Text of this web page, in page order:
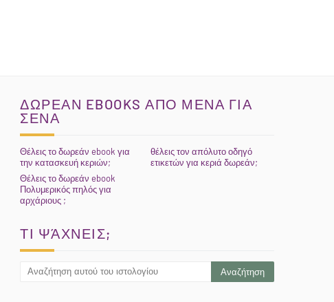
ΔΩΡΕΑΝ EBOOKS ΑΠΟ ΜΕΝΑ ΓΙΑ
ΣΕΝΑ
Θέλεις το δωρεάν ebook για
την κατασκευή κεριών;
θέλεις τον απόλυτο οδηγό
ετικετών για κεριά δωρεάν;
Θέλεις το δωρεάν ebook
Πολυμερικός πηλός για
αρχάριους ;
ΤΙ ΨΆΧΝΕΙΣ;